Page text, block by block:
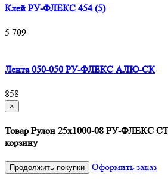
Клей РУ-ФЛЕКС 454 (5)
5 709
Лента 050-050 РУ-ФЛЕКС АЛЮ-СК
858
×
Товар Рулон 25х1000-08 РУ-ФЛЕКС
корзину
Продолжить покупки Оформить заказ